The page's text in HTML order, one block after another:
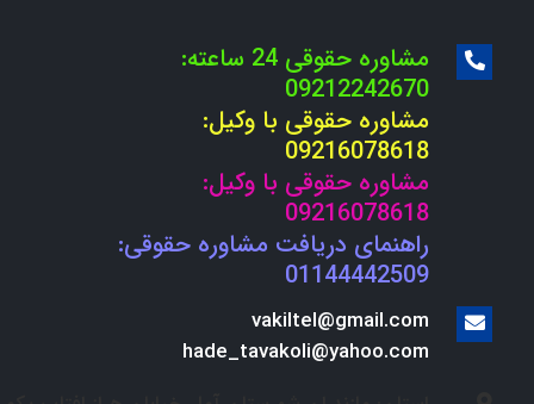
مشاوره حقوقی 24 ساعته:
09212242670
مشاوره حقوقی با وکیل:
09216078618
مشاوره حقوقی با وکیل:
09216078618
راهنمای دریافت مشاوره حقوقی:
01144442509
vakiltel@gmail.com
hade_tavakoli@yahoo.com